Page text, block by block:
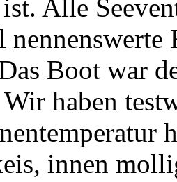
Alle
Boot war
haben
innen